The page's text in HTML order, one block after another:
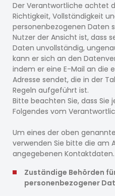
Der Verantwortliche achtet
Richtigkeit, Vollständigkeit
personenbezogenen Daten
Nutzer der Ansicht ist, dass
Daten unvollständig,
kann er sich an den
indem er eine E-Mail an die
Adresse sendet, die in der
Regeln aufgeführt ist.
Bitte beachten Sie, dass Sie
Folgendes vom
Um eines der oben
verwenden Sie bitte die am
angegebenen Kontaktdaten.
Zuständige Behörden
personenbezogener